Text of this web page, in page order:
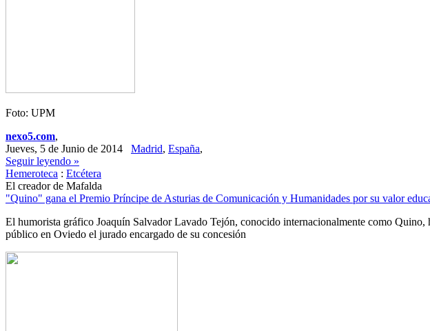
Foto: UPM
nexo5.com,
Jueves, 5 de Junio de 2014 Madrid, España,
Seguir leyendo »
Hemeroteca : Etcétera
El creador de Mafalda
"Quino" gana el Premio Príncipe de Asturias de Comunicación y Humanidades por su valor
El humorista gráfico Joaquín Salvador Lavado Tejón, conocido internacionalmente como
público en Oviedo el jurado encargado de su concesión